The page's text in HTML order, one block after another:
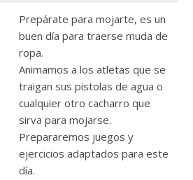
Prepárate para mojarte, es un
buen día para traerse muda de
ropa.
Animamos a los atletas que se
traigan sus pistolas de agua o
cualquier otro cacharro que
sirva para mojarse.
Prepararemos juegos y
ejercicios adaptados para este
día.